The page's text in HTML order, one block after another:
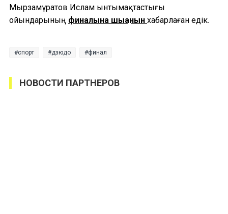
Мырзамұратов Ислам ынтымақтастығы
ойындарының финалына шыққанын хабарлаған едік.
спорт дзюдо финал
НОВОСТИ ПАРТНЕРОВ